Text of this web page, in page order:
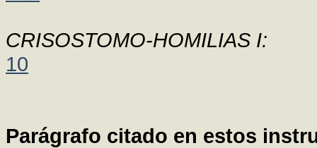
CRISOSTOMO-HOMILIAS I:
10
Parágrafo citado en estos